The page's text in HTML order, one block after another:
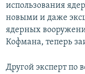
использования
новыми и даже
ядерных
Кофмана, теперь
Другой эксперт по